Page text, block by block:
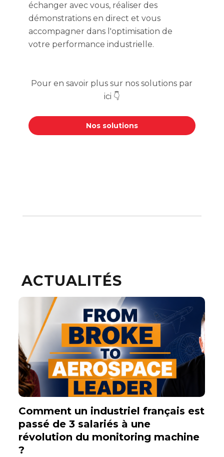
échanger avec vous, réaliser des
démonstrations en direct et vous
accompagner dans l'optimisation de
votre performance industrielle.
Pour en savoir plus sur nos solutions par
ici 👇
Nos solutions
ACTUALITÉS
Comment un industriel français est
passé de 3 salariés à une
révolution du monitoring machine
?